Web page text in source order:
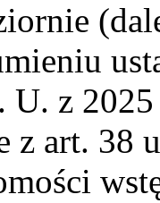
z
z art. 38